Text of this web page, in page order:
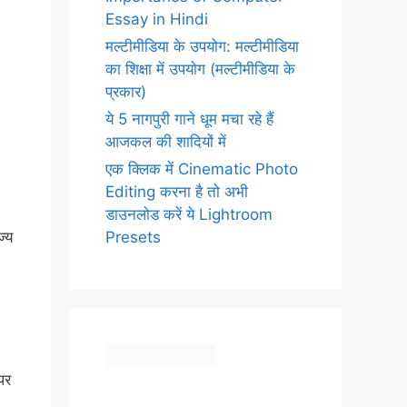
Essay in Hindi
मल्टीमीडिया के उपयोग: मल्टीमीडिया
का शिक्षा में उपयोग (मल्टीमीडिया के
प्रकार)
ये 5 नागपुरी गाने धूम मचा रहे हैं
आजकल की शादियों में
एक क्लिक में Cinematic Photo
Editing करना है तो अभी
डाउनलोड करें ये Lightroom
Presets